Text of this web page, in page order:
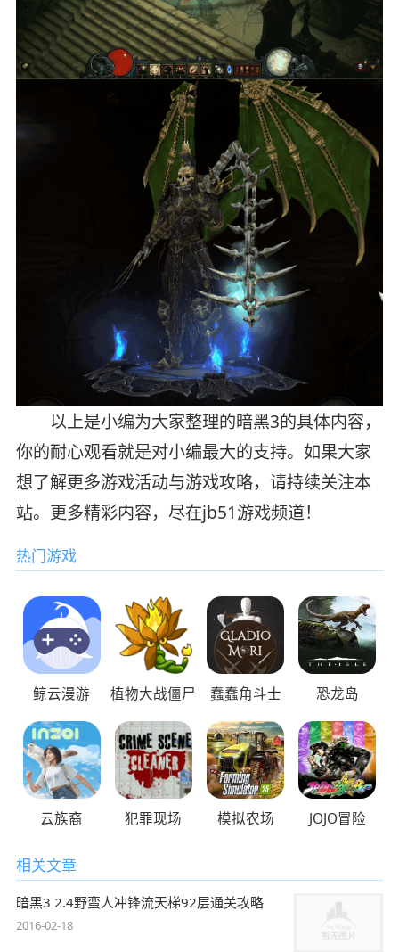
以上是小编为大家整理的暗黑3的具体内容，
你的耐心观看就是对小编最大的支持。如果大家
想了解更多游戏活动与游戏攻略，请持续关注本
站。更多精彩内容，尽在jb51游戏频道！
热门游戏
鲸云漫游 植物大战僵尸 蠢蠢角斗士 恐龙岛
云族裔 犯罪现场 模拟农场 JOJO冒险
相关文章
暗黑3 2.4野蛮人冲锋流天梯92层通关攻略
2016-02-18